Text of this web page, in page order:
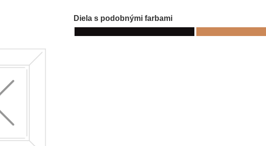
Diela s podobnými farbami